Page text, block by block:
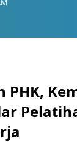
PHK,